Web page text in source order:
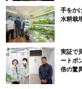
手をか
水耕栽
実証で
ートポ
倍の驚